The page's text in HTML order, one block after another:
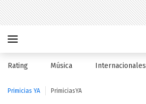
Rating Música Internacionales
Primicias YA PrimiciasYA